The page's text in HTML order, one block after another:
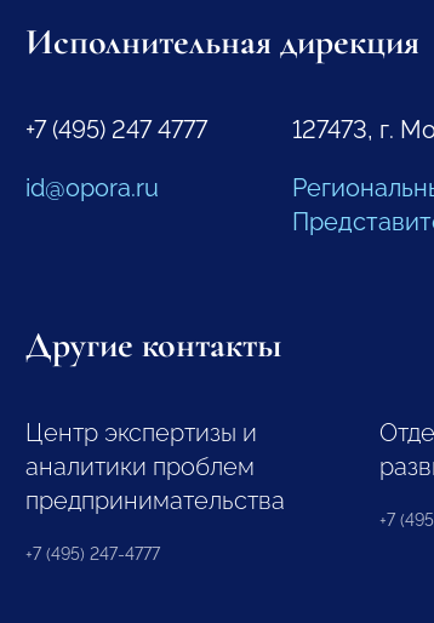
Исполнительная дирекция
+7 (495) 247 4777
id@opora.ru
127473, г.
Другие контакты
Центр экспертизы и
аналитики проблем
предпринимательства
+7 (495) 247-4777
+7